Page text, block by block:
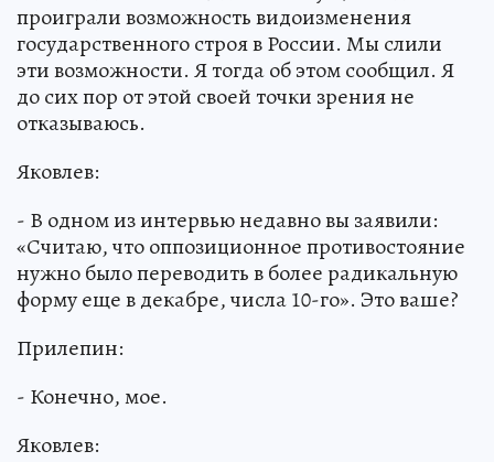
проиграли возможность видоизменения
государственного строя в России. Мы слили
эти возможности. Я тогда об этом сообщил. Я
до сих пор от этой своей точки зрения не
отказываюсь.
Яковлев:
- В одном из интервью недавно вы заявили:
«Считаю, что оппозиционное противостояние
нужно было переводить в более радикальную
форму еще в декабре, числа 10-го». Это ваше?
Прилепин:
- Конечно, мое.
Яковлев: